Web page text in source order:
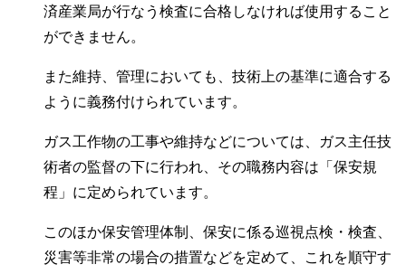
済産業局が行なう検査に合格しなければ使用すること
ができません。
また維持、管理においても、技術上の基準に適合する
ように義務付けられています。
ガス工作物の工事や維持などについては、ガス主任技
術者の監督の下に行われ、その職務内容は「保安規
程」に定められています。
このほか保安管理体制、保安に係る巡視点検・検査、
災害等非常の場合の措置などを定めて、これを順守す